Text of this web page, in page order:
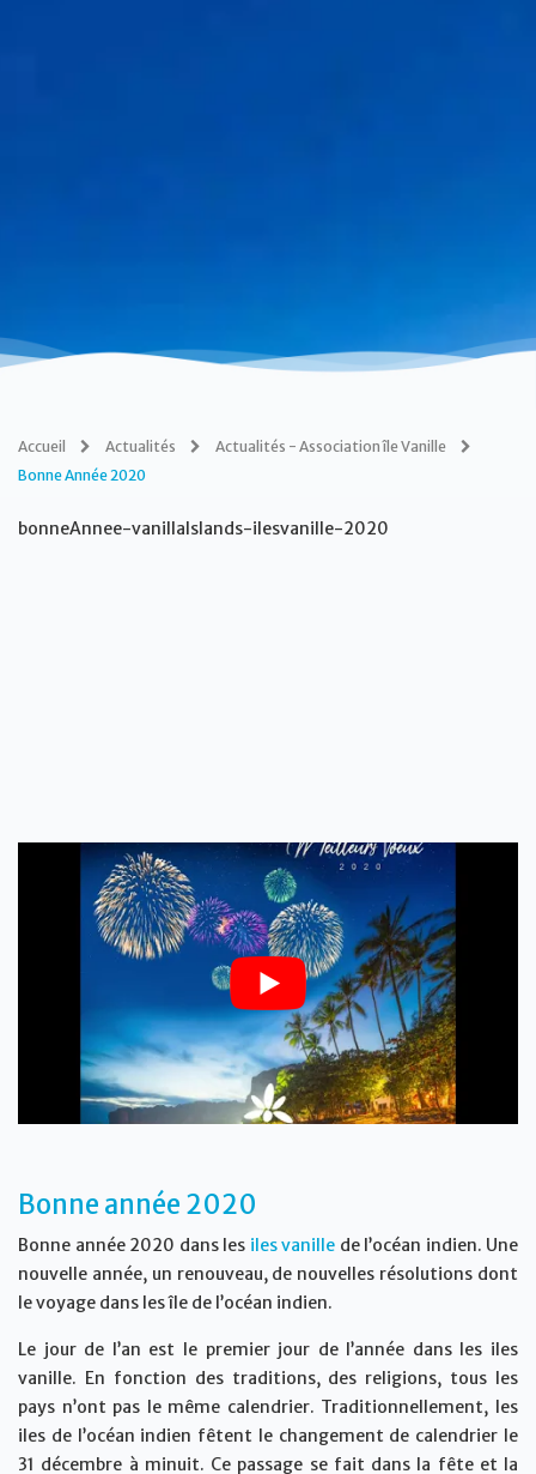
Accueil Actualités
Actualités - Association île Vanille
Bonne Année 2020
bonneAnnee-vanillaIslands-ilesvanille-2020
Bonne année 2020
Bonne année 2020 dans les iles vanille de l’océan indien. Une
nouvelle année, un renouveau, de nouvelles résolutions dont
le voyage dans les île de l’océan indien.
Le jour de l’an est le premier jour de l’année dans les iles
vanille. En fonction des traditions, des religions, tous les
pays n’ont pas le même calendrier. Traditionnellement, les
iles de l’océan indien fêtent le changement de calendrier le
31 décembre à minuit. Ce passage se fait dans la fête et la